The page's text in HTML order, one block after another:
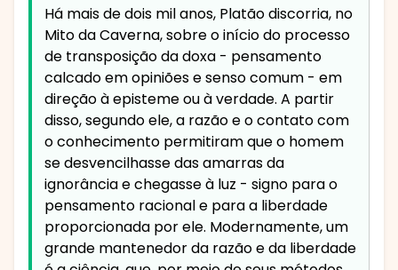
Há mais de dois mil anos, Platão discorria, no
Mito da Caverna, sobre o início do processo
de transposição da doxa - pensamento
calcado em opiniões e senso comum - em
direção à episteme ou à verdade. A partir
disso, segundo ele, a razão e o contato com
o conhecimento permitiram que o homem
se desvencilhasse das amarras da
ignorância e chegasse à luz - signo para o
pensamento racional e para a liberdade
proporcionada por ele. Modernamente, um
grande mantenedor da razão e da liberdade